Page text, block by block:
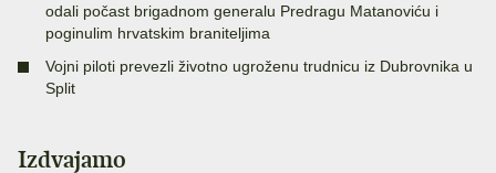
odali počast brigadnom generalu Predragu Matanoviću i
poginulim hrvatskim braniteljima
Vojni piloti prevezli životno ugroženu trudnicu iz Dubrovnika u
Split
Izdvajamo